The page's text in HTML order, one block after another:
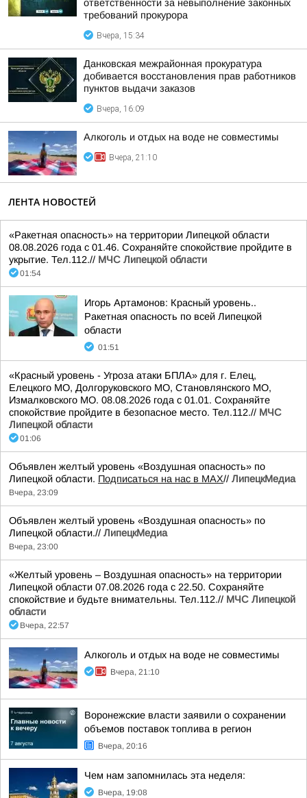
ответственности за невыполнение законных
требований прокурора
Вчера, 15:34
Данковская межрайонная прокуратура
добивается восстановления прав работников
пунктов выдачи заказов
Вчера, 16:09
Алкоголь и отдых на воде не совместимы
Вчера, 21:10
ЛЕНТА НОВОСТЕЙ
«Ракетная опасность» на территории Липецкой области
08.08.2026 года с 01.46. Сохраняйте спокойствие пройдите в
укрытие. Тел.112.// МЧС Липецкой области
01:54
Игорь Артамонов: Красный уровень..
Ракетная опасность по всей Липецкой
области
01:51
«Красный уровень - Угроза атаки БПЛА» для г. Елец,
Елецкого МО, Долгоруковского МО, Становлянского МО,
Измалковского МО. 08.08.2026 года с 01.01. Сохраняйте
спокойствие пройдите в безопасное место. Тел.112.// МЧС
Липецкой области
01:06
Объявлен желтый уровень «Воздушная опасность» по
Липецкой области. Подписаться на нас в МАХ// ЛипецкМедиа
Вчера, 23:09
Объявлен желтый уровень «Воздушная опасность» по
Липецкой области.// ЛипецкМедиа
Вчера, 23:00
«Желтый уровень – Воздушная опасность» на территории
Липецкой области 07.08.2026 года с 22.50. Сохраняйте
спокойствие и будьте внимательны. Тел.112.// МЧС Липецкой
области
Вчера, 22:57
Алкоголь и отдых на воде не совместимы
Вчера, 21:10
Воронежские власти заявили о сохранении
объемов поставок топлива в регион
Вчера, 20:16
Чем нам запомнилась эта неделя:
Вчера, 19:08